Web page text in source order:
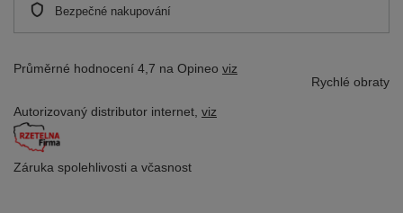
Bezpečné nakupování
Průměrné hodnocení 4,7 na Opineo viz
Rychlé obraty
Autorizovaný distributor internet, viz
Záruka spolehlivosti a včasnost